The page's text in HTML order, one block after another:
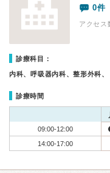
0件
アクセ
診療科目：
内科、呼吸器内科、整形外科
診療時間
09:00-12:00
14:00-17:00